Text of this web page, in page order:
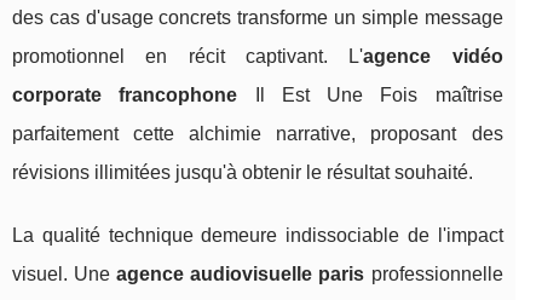
des cas d'usage concrets transforme un simple message
promotionnel en récit captivant. L'agence vidéo
corporate francophone Il Est Une Fois maîtrise
parfaitement cette alchimie narrative, proposant des
révisions illimitées jusqu'à obtenir le résultat souhaité.
La qualité technique demeure indissociable de l'impact
visuel. Uneagence audiovisuelle paris professionnelle